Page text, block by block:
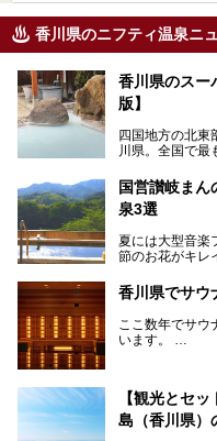
香川県のニフティ温泉ニ
香川県のスー
版】
四国地方の北東
川県。全国で最
オリーブ、和三
豊か。近年は瀬
祭」も開催され
クアップしまし
訪れてみてくだ
国営讃岐まん
泉3選
夏には大型音楽
節のお花がキレ
四国唯一の国営
個分！（350ha）
園内にはキャン
と一周すること
そんな国営讃
香川県でサウ
ここ数年でサウ
います。
設を紹介します
ぜひ香川県に住
サウナ施設を行
【観光とセ
島（香川県）